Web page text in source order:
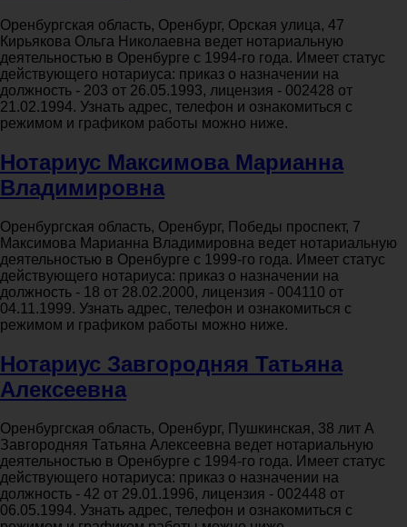
Оренбургская область, Оренбург, Орская улица, 47
Кирьякова Ольга Николаевна ведет нотариальную
деятельностью в Оренбурге с 1994-го года. Имеет статус
действующего нотариуса: приказ о назначении на
должность - 203 от 26.05.1993, лицензия - 002428 от
21.02.1994. Узнать адрес, телефон и ознакомиться с
режимом и графиком работы можно ниже.
Нотариус Максимова Марианна
Владимировна
Оренбургская область, Оренбург, Победы проспект, 7
Максимова Марианна Владимировна ведет нотариальную
деятельностью в Оренбурге с 1999-го года. Имеет статус
действующего нотариуса: приказ о назначении на
должность - 18 от 28.02.2000, лицензия - 004110 от
04.11.1999. Узнать адрес, телефон и ознакомиться с
режимом и графиком работы можно ниже.
Нотариус Завгородняя Татьяна
Алексеевна
Оренбургская область, Оренбург, Пушкинская, 38 лит А
Завгородняя Татьяна Алексеевна ведет нотариальную
деятельностью в Оренбурге с 1994-го года. Имеет статус
действующего нотариуса: приказ о назначении на
должность - 42 от 29.01.1996, лицензия - 002448 от
06.05.1994. Узнать адрес, телефон и ознакомиться с